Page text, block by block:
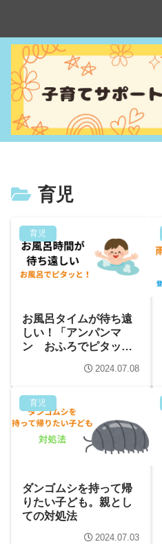
育児
育児
お風呂タイムが待ち遠
しい！「アンパンマ
ン おふろでピタッ
2024.07.08
育児
ダンゴムシを持って帰
りたい子ども。親とし
ての対処法
2024.07.03